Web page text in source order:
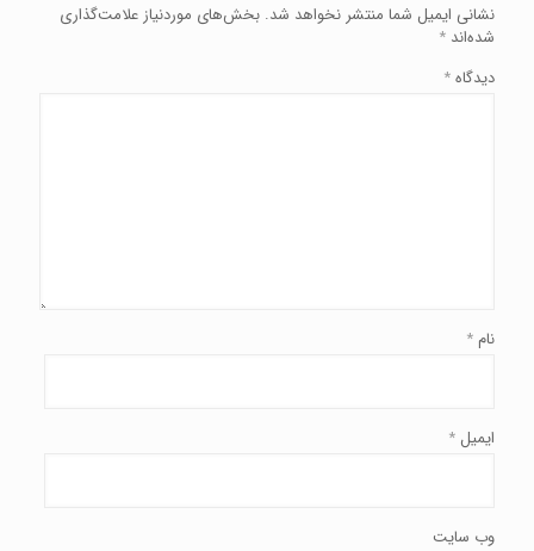
نشانی ایمیل شما منتشر نخواهد شد. بخش‌های موردنیاز علامت‌گذاری
شده‌اند *
دیدگاه*
نام *
ایمیل *
وب‌ سایت